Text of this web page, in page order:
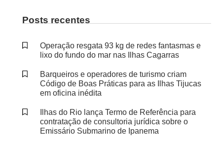
Posts recentes
Operação resgata 93 kg de redes fantasmas e
lixo do fundo do mar nas Ilhas Cagarras
Barqueiros e operadores de turismo criam
Código de Boas Práticas para as Ilhas Tijucas
em oficina inédita
Ilhas do Rio lança Termo de Referência para
contratação de consultoria jurídica sobre o
Emissário Submarino de Ipanema